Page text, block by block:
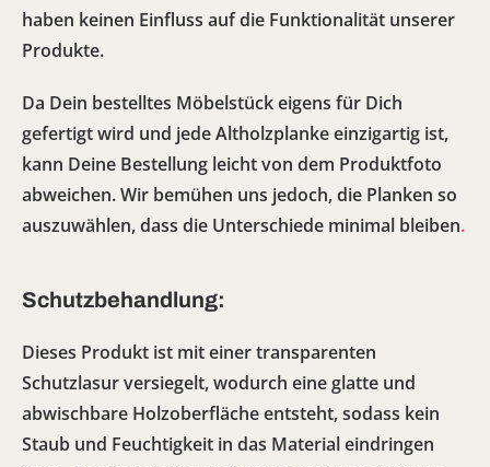
haben keinen Einfluss auf die Funktionalität unserer
Produkte.
Da Dein bestelltes Möbelstück eigens für Dich
gefertigt wird und jede Altholzplanke einzigartig ist,
kann Deine Bestellung leicht von dem Produktfoto
abweichen. Wir bemühen uns jedoch, die Planken so
auszuwählen, dass die Unterschiede minimal bleiben.
Schutzbehandlung:
Dieses Produkt ist mit einer transparenten
Schutzlasur versiegelt, wodurch eine glatte und
abwischbare Holzoberfläche entsteht, sodass kein
Staub und Feuchtigkeit in das Material eindringen